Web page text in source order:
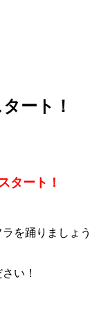
ート！
タート！
を踊りましょう
い！